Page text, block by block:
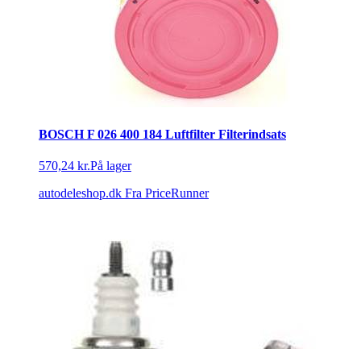
BOSCH F 026 400 184 Luftfilter Filterindsats
570,24 kr.På lager
autodeleshop.dk Fra PriceRunner